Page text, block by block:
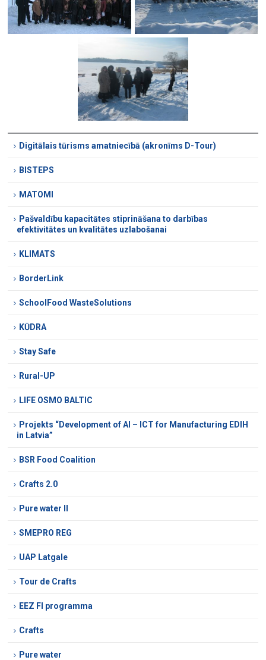
Digitālais tūrisms amatniecībā (akronīms D-Tour)
BISTEPS
MATOMI
Pašvaldību kapacitātes stiprināšana to darbības
efektivitātes un kvalitātes uzlabošanai
KLIMATS
BorderLink
SchoolFood WasteSolutions
KŪDRA
Stay Safe
Rural-UP
LIFE OSMO BALTIC
Projekts “Development of AI – ICT for Manufacturing EDIH
in Latvia”
BSR Food Coalition
Crafts 2.0
Pure water II
SMEPRO REG
UAP Latgale
Tour de Crafts
EEZ FI programma
Crafts
Pure water